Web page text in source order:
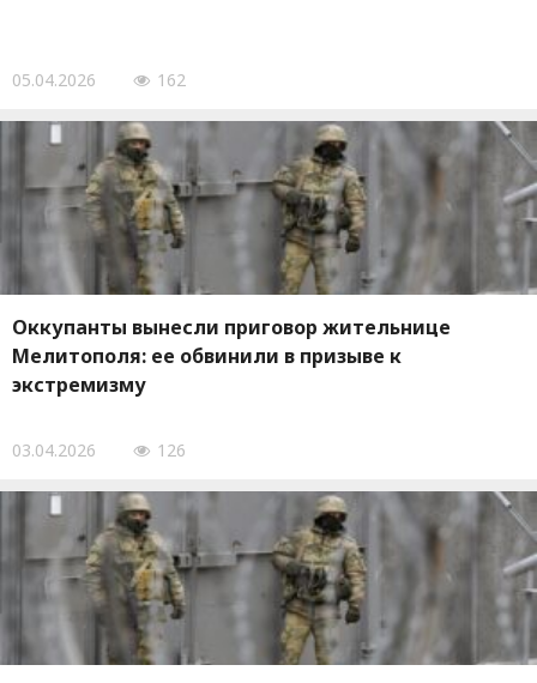
05.04.2026 162
Оккупанты вынесли приговор жительнице
Мелитополя: ее обвинили в призыве к
экстремизму
03.04.2026 126